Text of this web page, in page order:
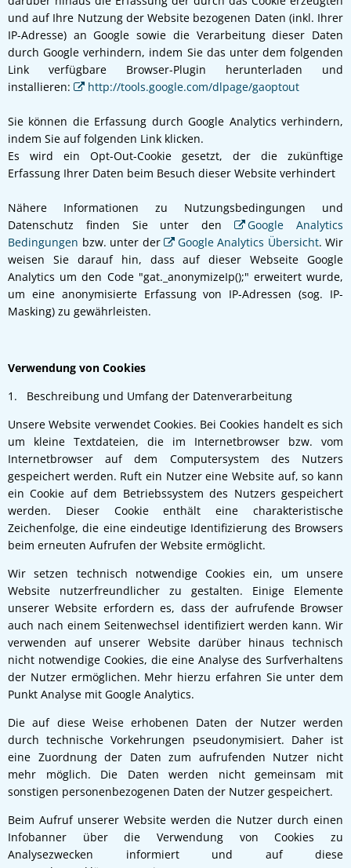
und auf Ihre Nutzung der Website bezogenen Daten (inkl. Ihrer
IP-Adresse) an Google sowie die Verarbeitung dieser Daten
durch Google verhindern, indem Sie das unter dem folgenden
Link verfügbare Browser-Plugin herunterladen und
installieren:
http://tools.google.com/dlpage/gaoptout
Sie können die Erfassung durch Google Analytics verhindern,
indem Sie auf folgenden Link klicken.
Es wird ein Opt-Out-Cookie gesetzt, der die zukünftige
Erfassung Ihrer Daten beim Besuch dieser Website verhindert
Nähere Informationen zu Nutzungsbedingungen und
Datenschutz finden Sie unter den
Google Analytics
Bedingungen bzw. unter der Google Analytics Übersicht. Wir
weisen Sie darauf hin, dass auf dieser Webseite Google
Analytics um den Code "gat._anonymizeIp();" erweitert wurde,
um eine anonymisierte Erfassung von IP-Adressen (sog. IP-
Masking) zu gewährleisten.
Verwendung von Cookies
1. Beschreibung und Umfang der Datenverarbeitung
Unsere Website verwendet Cookies. Bei Cookies handelt es sich
um kleine Textdateien, die im Internetbrowser bzw. vom
Internetbrowser auf dem Computersystem des Nutzers
gespeichert werden. Ruft ein Nutzer eine Website auf, so kann
ein Cookie auf dem Betriebssystem des Nutzers gespeichert
werden. Dieser Cookie enthält eine charakteristische
Zeichenfolge, die eine eindeutige Identifizierung des Browsers
beim erneuten Aufrufen der Website ermöglicht.
Wir setzen technisch notwendige Cookies ein, um unsere
Website nutzerfreundlicher zu gestalten. Einige Elemente
unserer Website erfordern es, dass der aufrufende Browser
auch nach einem Seitenwechsel identifiziert werden kann. Wir
verwenden auf unserer Website darüber hinaus technisch
nicht notwendige Cookies, die eine Analyse des Surfverhaltens
der Nutzer ermöglichen. Mehr hierzu erfahren Sie unter dem
Punkt Analyse mit Google Analytics.
Die auf diese Weise erhobenen Daten der Nutzer werden
durch technische Vorkehrungen pseudonymisiert. Daher ist
eine Zuordnung der Daten zum aufrufenden Nutzer nicht
mehr möglich. Die Daten werden nicht gemeinsam mit
sonstigen personenbezogenen Daten der Nutzer gespeichert.
Beim Aufruf unserer Website werden die Nutzer durch einen
Infobanner über die Verwendung von Cookies zu
Analysezwecken informiert und auf diese